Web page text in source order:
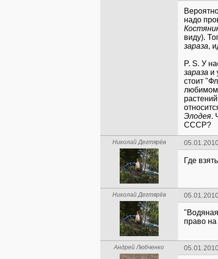
надо
виду).
зараза,
P. S. У
зараза и
стоит
любимом
Элодея.
СССР?
Николай Дегтярёв
Где
Николай Дегтярёв
право
Андрей Любченко